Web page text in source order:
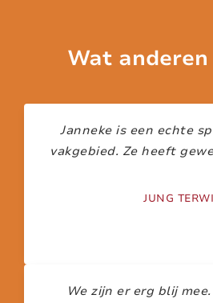
Wat anderen
Janneke is een echte
vakgebied. Ze heeft
JUNG
We zijn er erg blij